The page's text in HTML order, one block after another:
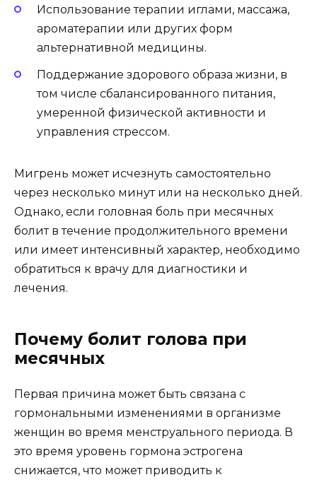
Использование терапии иглами, массажа,
ароматерапии или других форм
альтернативной медицины.
Поддержание здорового образа жизни, в
том числе сбалансированного питания,
умеренной физической активности и
управления стрессом.
Мигрень может исчезнуть самостоятельно
через несколько минут или на несколько дней.
Однако, если головная боль при месячных
болит в течение продолжительного времени
или имеет интенсивный характер, необходимо
обратиться к врачу для диагностики и
лечения.
Почему болит голова при
месячных
Первая причина может быть связана с
гормональными изменениями в организме
женщин во время менструального периода. В
это время уровень гормона эстрогена
снижается, что может приводить к